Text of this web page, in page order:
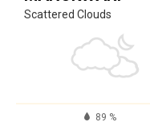
Scattered Clouds
89 %